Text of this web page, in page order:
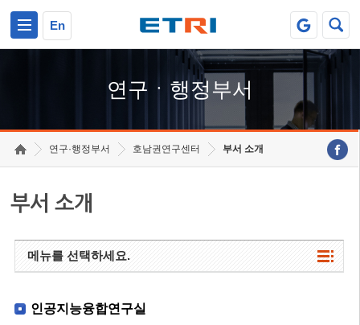
En
연구ㆍ행정부서
연구·행정부서 호남권연구센터 부서 소개
부서 소개
메뉴를 선택하세요.
인공지능융합연구실